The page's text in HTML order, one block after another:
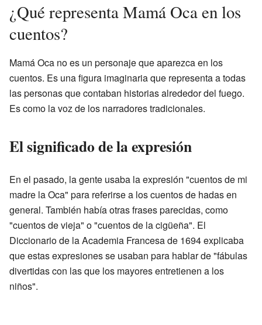
¿Qué representa Mamá Oca en los
cuentos?
Mamá Oca no es un personaje que aparezca en los
cuentos. Es una figura imaginaria que representa a todas
las personas que contaban historias alrededor del fuego.
Es como la voz de los narradores tradicionales.
El significado de la expresión
En el pasado, la gente usaba la expresión "cuentos de mi
madre la Oca" para referirse a los cuentos de hadas en
general. También había otras frases parecidas, como
"cuentos de vieja" o "cuentos de la cigüeña". El
Diccionario de la Academia Francesa de 1694 explicaba
que estas expresiones se usaban para hablar de "fábulas
divertidas con las que los mayores entretienen a los
niños".